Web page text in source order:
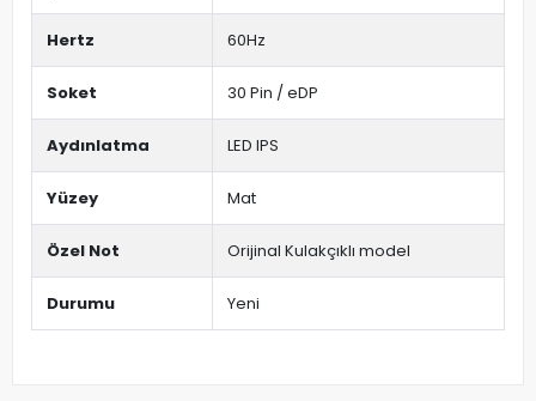
Hertz 60Hz
Soket 30 Pin / eDP
Aydınlatma LED IPS
Yüzey Mat
Özel Not Orijinal Kulakçıklı model
Durumu Yeni